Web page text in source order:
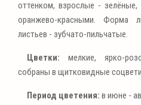
оттенком, взрослые -
оранжево-красными. Форма
листьев - зубчато-пильчатые.
Цветки: мелкие, ярко-
собраны в щитковидные
Период цветения: в июне -